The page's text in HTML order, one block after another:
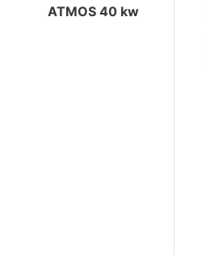
ATMOS 40 kw